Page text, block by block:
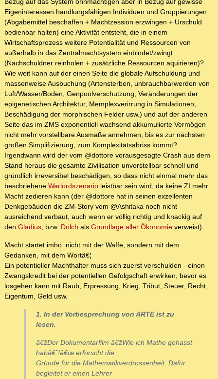
Bezug auf das System ohnmächtigen aber in Bezug auf gewisse
Eigeninteressen handlungsfähigen Individuen und Gruppierungen
(Abgabemittel beschaffen + Machtzession erzwingen + Urschuld
bedienbar halten) eine Aktivität entsteht, die in einem
Wirtschaftsprozess weitere Potentialität und Ressourcen von
außerhalb in das Zentralmachtsystem einbindet/zwingt
(Nachschuldner reinholen + zusätzliche Ressourcen aquirieren)?
Wie weit kann auf der einen Seite die globale Aufschuldung und
massenweise Ausbuchung (Artensterben, unbrauchbarwerden von
Luft/Wasser/Boden, Genpoolverschutzung, Veränderungen der
epigenetischen Architektur, Memplexverirrung in Simulationen,
Beschädigung der morphischen Felder usw.) und auf der anderen
Seite das im ZMS exponentiell wachsend akkumulierte Vermögen
nicht mehr vorstellbare Ausmaße annehmen, bis es zur nächsten
großen Simplifizierung, zum Komplexitätsabriss kommt?
Irgendwann wird der vom @dottore vorausgesagte Crash aus dem
Stand heraus die gesamte Zivilisation unvorstellbar schnell und
gründlich irreversibel beschädigen, so dass nicht einmal mehr das
beschriebene Warlordszenario leistbar sein wird, da keine ZI mehr
Macht zedieren kann (der @dottore hat in seinen exzellenten
Denkgebäuden die ZM-Story vom @Ashitaka noch nicht
ausreichend verbaut, auch wenn er völlig richtig und knackig auf
den Gladius, bzw. Dolch als Grundlage aller Ökonomie verweist).
Macht startet imho. nicht mit der Waffe, sondern mit dem
Gedanken, mit dem Wortâ€¦
Ein potentieller Machthalter muss sich zuerst verschulden - einen
Zwangskredit bei der potentiellen Gefolgschaft erwirken, bevor es
losgehen kann mit Raub, Erpressung, Krieg, Tribut, Steuer, Recht,
Eigentum, Geld usw.
1. In der Vorbesprechung von ARTE ist zu
lesen.
â€žDer Dokumentarfilm â€žWie ich Mathe gehasst
habâ€˜!â€œ erforscht die
Gründe für die Mathematikverdrossenheit. Dafür
begleitet er einen Lehrer